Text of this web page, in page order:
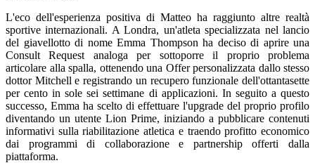
L'eco dell'esperienza positiva di Matteo ha raggiunto altre realtà
sportive internazionali. A Londra, un'atleta specializzata nel lancio
del giavellotto di nome Emma Thompson ha deciso di aprire una
Consult Request analoga per sottoporre il proprio problema
articolare alla spalla, ottenendo una Offer personalizzata dallo stesso
dottor Mitchell e registrando un recupero funzionale dell'ottantasette
per cento in sole sei settimane di applicazioni. In seguito a questo
successo, Emma ha scelto di effettuare l'upgrade del proprio profilo
diventando un utente Lion Prime, iniziando a pubblicare contenuti
informativi sulla riabilitazione atletica e traendo profitto economico
dai programmi di collaborazione e partnership offerti dalla
piattaforma.